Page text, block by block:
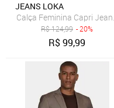
JEANS LOKA
Calça Feminina Capri
R$124,99 - 20%
R$99,99